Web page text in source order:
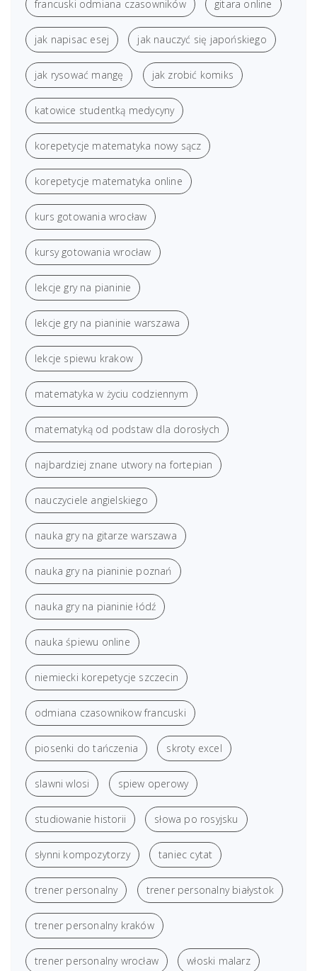
francuski odmiana czasowników gitara online
jak napisac esej jak nauczyć się japońskiego
jak rysować mangę jak zrobić komiks
katowice studentką medycyny
korepetycje matematyka nowy sącz
korepetycje matematyka online
kurs gotowania wrocław
kursy gotowania wrocław
lekcje gry na pianinie
lekcje gry na pianinie warszawa
lekcje spiewu krakow
matematyka w życiu codziennym
matematyką od podstaw dla dorosłych
najbardziej znane utwory na fortepian
nauczyciele angielskiego
nauka gry na gitarze warszawa
nauka gry na pianinie poznań
nauka gry na pianinie łódź
nauka śpiewu online
niemiecki korepetycje szczecin
odmiana czasownikow francuski
piosenki do tańczenia skroty excel
slawni wlosi spiew operowy
studiowanie historii słowa po rosyjsku
słynni kompozytorzy taniec cytat
trener personalny trener personalny białystok
trener personalny kraków
trener personalny wrocław włoski malarz